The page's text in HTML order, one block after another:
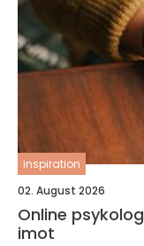
inspiration
02. August 2026
Online psykolog fleksibel hjelp når livet butter
imot